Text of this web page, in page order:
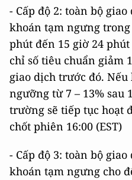
- Cấp độ 2: toàn bộ
khoán tạm ngưng
phút đến 15 giờ 24
chỉ số tiêu chuẩn giảm
giao dịch trước đó.
ngưỡng từ 7 – 13% sau
trường sẽ tiếp tục hoạt
chốt phiên 16:00 (EST)
- Cấp độ 3: toàn bộ
khoán tạm ngưng cho